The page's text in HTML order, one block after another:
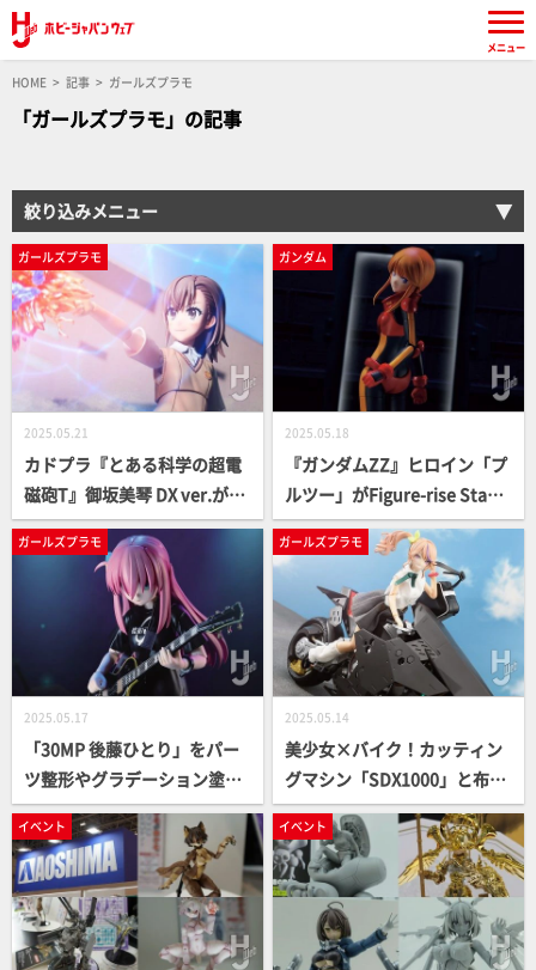
HOME 記事 ガールズプラモ
「ガールズプラモ」の記事
絞り込みメニュー
ガールズプラモ
2025.05.21
カドプラ『とある科学の超電
磁砲T』御坂美琴 DX ver.が発
売！肌や服などキットの部位
ごとに成型色を活かした適切
な工作を解説！
ガンダム
2025.05.18
『ガンダムZZ』ヒロイン「プ
ルツー」がFigure-rise Stand
ard化！パイロットスーツの
質感表現で一段上の仕上がり
となったレビュー作例をお届
け!!
ガールズプラモ
2025.05.17
「30MP 後藤ひとり」をパー
ツ整形やグラデーション塗装
により、キットの良さを最大
限に活かす。初ステージが再
現できる“完熟マンゴーのダン
ボール”もスクラッチで製作
【ぼっち・ざ・ろっく！】
ガールズプラモ
2025.05.14
美少女×バイク！カッティン
グマシン「SDX1000」と布製
衣装で「創彩少女庭園」一条
星羅と「メガロマリア」ナイ
ツ・シューペリアをカスタマ
イズ!!
イベント イベント
メニュー